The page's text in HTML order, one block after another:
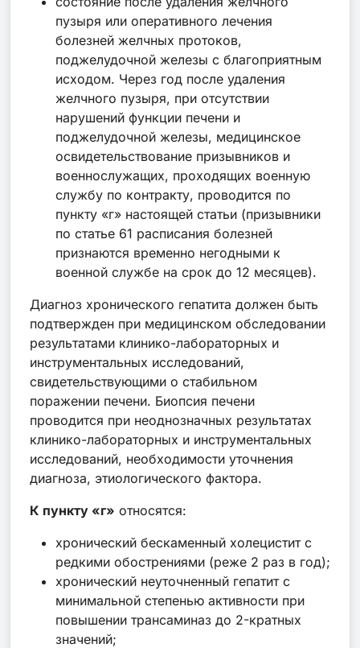
пузыря или оперативного лечения
болезней желчных протоков,
поджелудочной железы с благоприятным
исходом. Через год после удаления
желчного пузыря, при отсутствии
нарушений функции печени и
поджелудочной железы, медицинское
освидетельствование призывников и
военнослужащих, проходящих военную
службу по контракту, проводится по
пункту «г» настоящей статьи (призывники
по статье 61 расписания болезней
признаются временно негодными к
военной службе на срок до 12 месяцев).
Диагноз хронического гепатита должен быть
подтвержден при медицинском обследовании
результатами клинико-лабораторных и
инструментальных исследований,
свидетельствующими о стабильном
поражении печени. Биопсия печени
проводится при неоднозначных результатах
клинико-лабораторных и инструментальных
исследований, необходимости уточнения
диагноза, этиологического фактора.
К пункту «г» относятся:
хронический бескаменный холецистит с
редкими обострениями (реже 2 раз в год);
хронический неуточненный гепатит с
минимальной степенью активности при
повышении трансаминаз до 2-кратных
значений;